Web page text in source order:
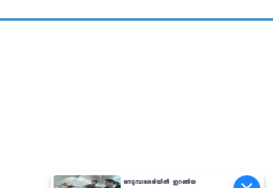
നെടുമ്പാശേരിയിൽ ഇറങ്ങിയ